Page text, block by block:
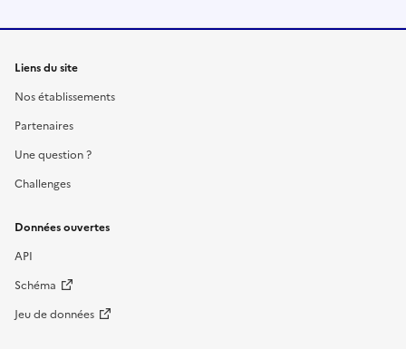
Liens du site
Nos établissements
Partenaires
Une question ?
Challenges
Données ouvertes
API
Schéma
Jeu de données